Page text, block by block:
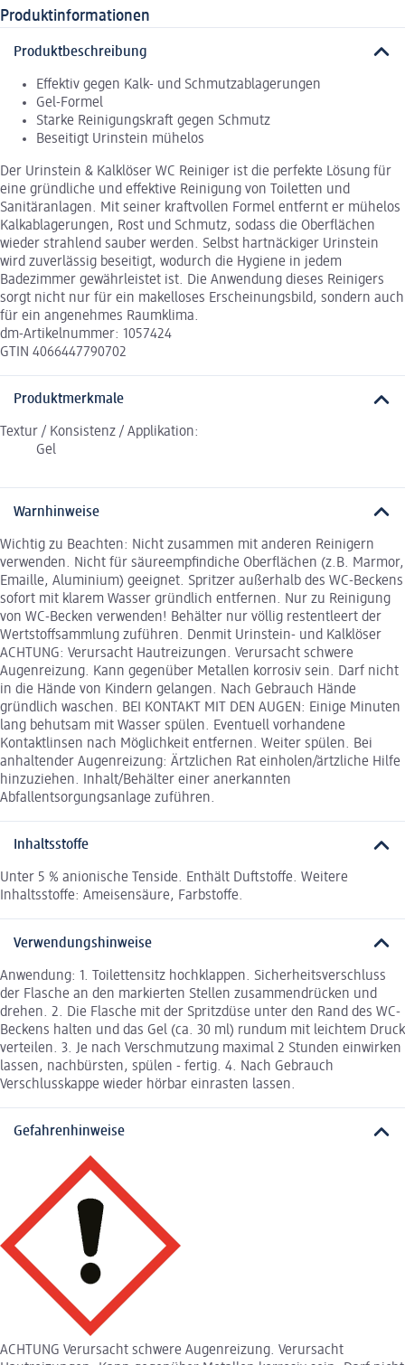
Produktinformationen
Produktbeschreibung
Effektiv gegen Kalk- und Schmutzablagerungen
Gel-Formel
Starke Reinigungskraft gegen Schmutz
Beseitigt Urinstein mühelos
Der Urinstein & Kalklöser WC Reiniger ist die perfekte Lösung für
eine gründliche und effektive Reinigung von Toiletten und
Sanitäranlagen. Mit seiner kraftvollen Formel entfernt er mühelos
Kalkablagerungen, Rost und Schmutz, sodass die Oberflächen
wieder strahlend sauber werden. Selbst hartnäckiger Urinstein
wird zuverlässig beseitigt, wodurch die Hygiene in jedem
Badezimmer gewährleistet ist. Die Anwendung dieses Reinigers
sorgt nicht nur für ein makelloses Erscheinungsbild, sondern auch
für ein angenehmes Raumklima.
dm-Artikelnummer: 1057424
GTIN 4066447790702
Produktmerkmale
Textur / Konsistenz / Applikation:
Gel
Warnhinweise
Wichtig zu Beachten: Nicht zusammen mit anderen Reinigern
verwenden. Nicht für säureempfindiche Oberflächen (z.B. Marmor,
Emaille, Aluminium) geeignet. Spritzer außerhalb des WC-Beckens
sofort mit klarem Wasser gründlich entfernen. Nur zu Reinigung
von WC-Becken verwenden! Behälter nur völlig restentleert der
Wertstoffsammlung zuführen. Denmit Urinstein- und Kalklöser
ACHTUNG: Verursacht Hautreizungen. Verursacht schwere
Augenreizung. Kann gegenüber Metallen korrosiv sein. Darf nicht
in die Hände von Kindern gelangen. Nach Gebrauch Hände
gründlich waschen. BEI KONTAKT MIT DEN AUGEN: Einige Minuten
lang behutsam mit Wasser spülen. Eventuell vorhandene
Kontaktlinsen nach Möglichkeit entfernen. Weiter spülen. Bei
anhaltender Augenreizung: Ärtzlichen Rat einholen/ärtzliche Hilfe
hinzuziehen. Inhalt/Behälter einer anerkannten
Abfallentsorgungsanlage zuführen.
Inhaltsstoffe
Unter 5 % anionische Tenside. Enthält Duftstoffe. Weitere
Inhaltsstoffe: Ameisensäure, Farbstoffe.
Verwendungshinweise
Anwendung: 1. Toilettensitz hochklappen. Sicherheitsverschluss
der Flasche an den markierten Stellen zusammendrücken und
drehen. 2. Die Flasche mit der Spritzdüse unter den Rand des WC-
Beckens halten und das Gel (ca. 30 ml) rundum mit leichtem Druck
verteilen. 3. Je nach Verschmutzung maximal 2 Stunden einwirken
lassen, nachbürsten, spülen - fertig. 4. Nach Gebrauch
Verschlusskappe wieder hörbar einrasten lassen.
Gefahrenhinweise
ACHTUNG Verursacht schwere Augenreizung. Verursacht